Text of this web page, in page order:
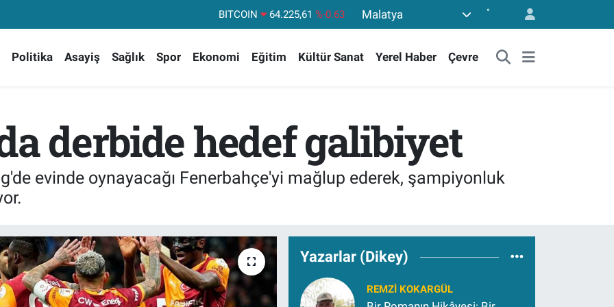
BITCOIN 64.225,61 %-0.63
EURO
55,0406 %-0.08
BİST100
13.799 %70
Malatya °
Politika Asayiş Sağlık Spor Ekonomi Eğitim Kültür Sanat Yerel Haber Çevre
derbide hedef galibiyet
evinde oynayacağı Fenerbahçe'yi mağlup ederek, şampiyonluk
Yazarlar (Dikey)
REMZI KOKARGÜL